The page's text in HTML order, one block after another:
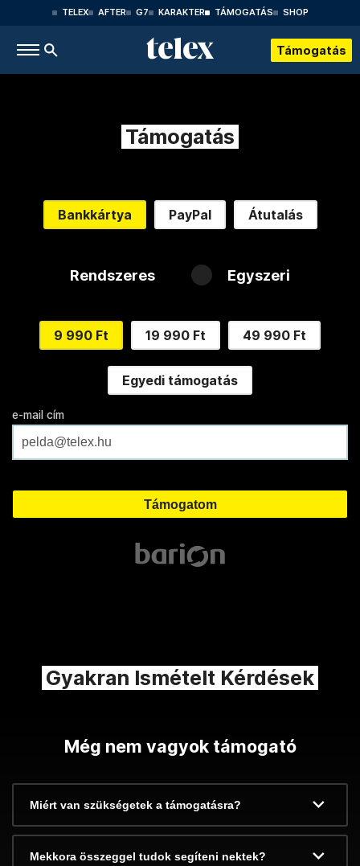
TELEX AFTER G7 KARAKTER TÁMOGATÁS SHOP
Támogatás
Támogatás
Bankkártya PayPal Átutalás
Rendszeres Egyszeri
9 990 Ft 19 990 Ft 49 990 Ft
Egyedi támogatás
e-mail cím
Gyakran Ismételt Kérdések
Még nem vagyok támogató
Miért van szükségetek a támogatásra?
Mekkora összeggel tudok segíteni nektek?